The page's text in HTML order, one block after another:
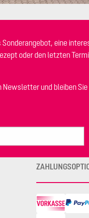
eine
oder den letzten
Newsletter und bleiben